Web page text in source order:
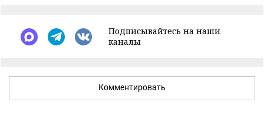
Подписывайтесь на наши
каналы
Комментировать